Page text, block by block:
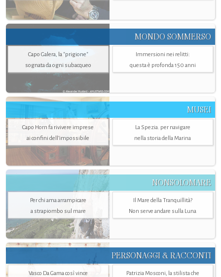
MONDO SOMMERSO
Capo Galera, la "prigione"
sognata da ogni subacqueo
Immersioni nei relitti:
questa è profonda 150 anni
MUSEI
Capo Horn fa rivivere imprese
ai confini dell’impossibile
La Spezia. per navigare
nella storia della Marina
NONSOLOMARE
Per chi ama arrampicare
a strapiombo sul mare
Il Mare della Tranquillità?
Non serve andare sulla Luna
PERSONAGGI & RACCONTI
Vasco Da Gama così vince
Patrizia Mosconi, la stilista che